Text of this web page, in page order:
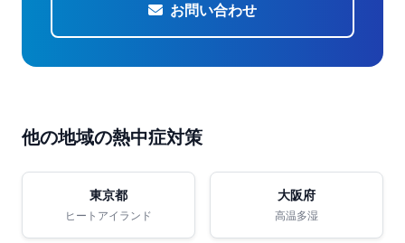
お問い合わせ
他の地域の熱中症対策
東京都
ヒートアイランド
大阪府
高温多湿